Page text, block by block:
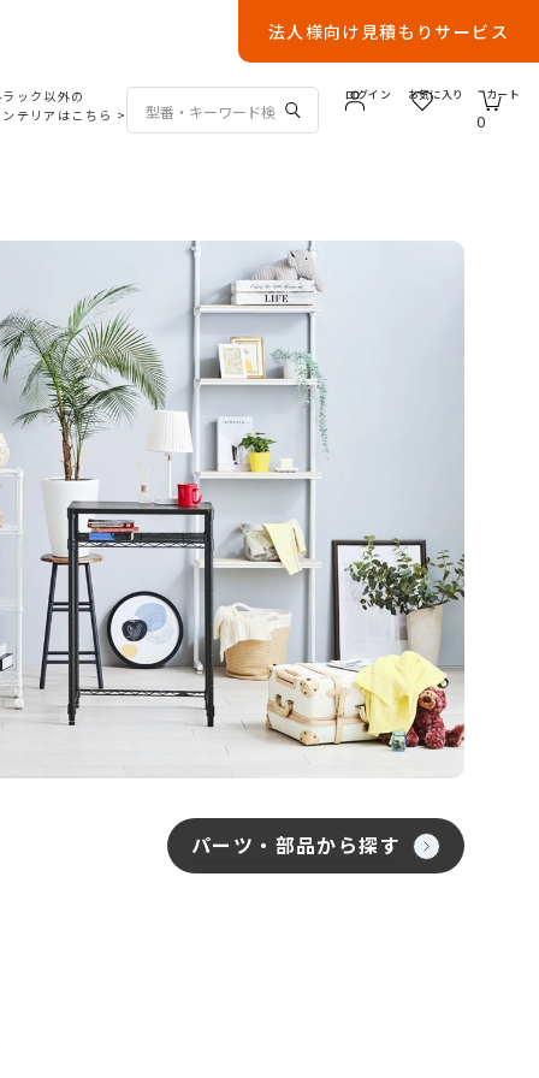
法人様向け見積もりサービス
ック以外の
テリアはこちら >
ログイン お気に入り
0
カート
パーツ・部品から探す